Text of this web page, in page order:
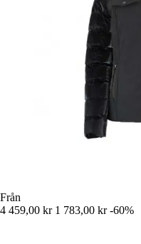
Från
4 459,00 kr 1 783,00 kr -60%